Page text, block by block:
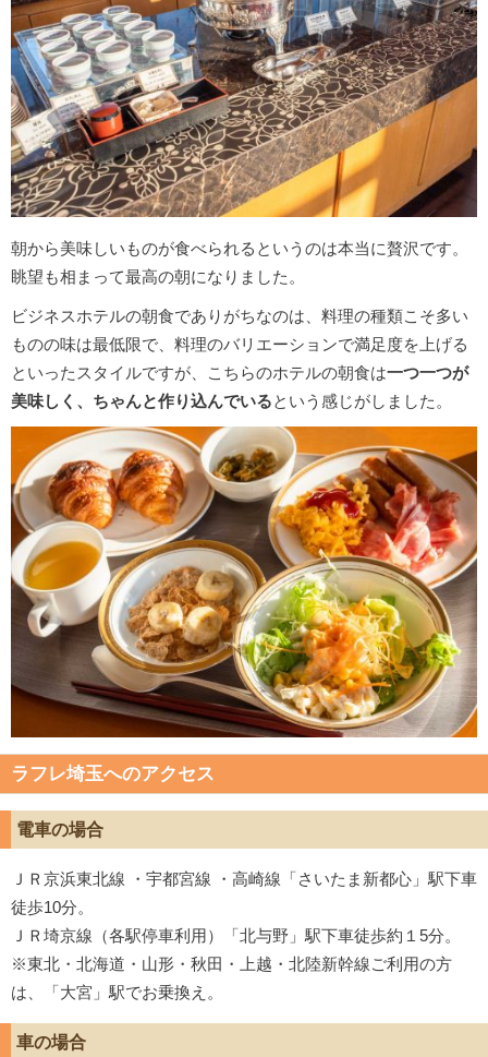
朝から美味しいものが食べられるというのは本当に贅沢です。
眺望も相まって最高の朝になりました。
ビジネスホテルの朝食でありがちなのは、料理の種類こそ多い
ものの味は最低限で、料理のバリエーションで満足度を上げる
といったスタイルですが、こちらのホテルの朝食は一つ一つが
美味しく、ちゃんと作り込んでいるという感じがしました。
ラフレ埼玉へのアクセス
電車の場合
ＪＲ京浜東北線 ・宇都宮線 ・高崎線「さいたま新都心」駅下車
徒歩10分。
ＪＲ埼京線（各駅停車利用）「北与野」駅下車徒歩約１5分。
※東北・北海道・山形・秋田・上越・北陸新幹線ご利用の方
は、「大宮」駅でお乗換え。
車の場合